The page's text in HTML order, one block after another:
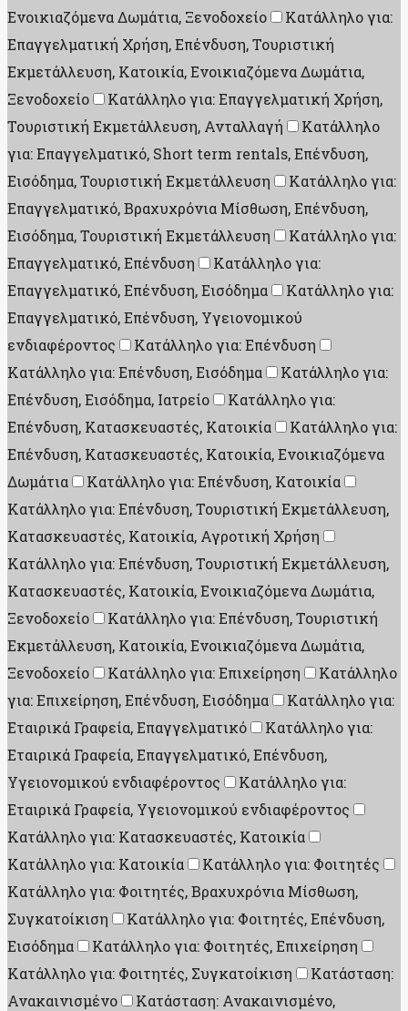
Ενοικιαζόμενα Δωμάτια, Ξενοδοχείο
Κατάλληλο για:
Επαγγελματική Χρήση, Επένδυση, Τουριστική
Εκμετάλλευση, Κατοικία, Ενοικιαζόμενα Δωμάτια,
Ξενοδοχείο
Κατάλληλο για: Επαγγελματική Χρήση,
Τουριστική Εκμετάλλευση, Ανταλλαγή
Κατάλληλο
για: Επαγγελματικό, Short term rentals, Επένδυση,
Εισόδημα, Τουριστική Εκμετάλλευση
Κατάλληλο για:
Επαγγελματικό, Βραχυχρόνια Μίσθωση, Επένδυση,
Εισόδημα, Τουριστική Εκμετάλλευση
Κατάλληλο για:
Επαγγελματικό, Επένδυση
Κατάλληλο για:
Επαγγελματικό, Επένδυση, Εισόδημα
Κατάλληλο για:
Επαγγελματικό, Επένδυση, Υγειονομικού
ενδιαφέροντος
Κατάλληλο για: Επένδυση
Κατάλληλο για: Επένδυση, Εισόδημα
Κατάλληλο για:
Επένδυση, Εισόδημα, Ιατρείο
Κατάλληλο για:
Επένδυση, Κατασκευαστές, Κατοικία
Κατάλληλο για:
Επένδυση, Κατασκευαστές, Κατοικία, Ενοικιαζόμενα
Δωμάτια
Κατάλληλο για: Επένδυση, Κατοικία
Κατάλληλο για: Επένδυση, Τουριστική Εκμετάλλευση,
Κατασκευαστές, Κατοικία, Αγροτική Χρήση
Κατάλληλο για: Επένδυση, Τουριστική Εκμετάλλευση,
Κατασκευαστές, Κατοικία, Ενοικιαζόμενα Δωμάτια,
Ξενοδοχείο
Κατάλληλο για: Επένδυση, Τουριστική
Εκμετάλλευση, Κατοικία, Ενοικιαζόμενα Δωμάτια,
Ξενοδοχείο
Κατάλληλο για: Επιχείρηση
Κατάλληλο
για: Επιχείρηση, Επένδυση, Εισόδημα
Κατάλληλο για:
Εταιρικά Γραφεία, Επαγγελματικό
Κατάλληλο για:
Εταιρικά Γραφεία, Επαγγελματικό, Επένδυση,
Υγειονομικού ενδιαφέροντος
Κατάλληλο για:
Εταιρικά Γραφεία, Υγειονομικού ενδιαφέροντος
Κατάλληλο για: Κατασκευαστές, Κατοικία
Κατάλληλο για: Κατοικία
Κατάλληλο για: Φοιτητές
Κατάλληλο για: Φοιτητές, Βραχυχρόνια Μίσθωση,
Συγκατοίκιση
Κατάλληλο για: Φοιτητές, Επένδυση,
Εισόδημα
Κατάλληλο για: Φοιτητές, Επιχείρηση
Κατάλληλο για: Φοιτητές, Συγκατοίκιση
Κατάσταση:
Ανακαινισμένο
Κατάσταση: Ανακαινισμένο,